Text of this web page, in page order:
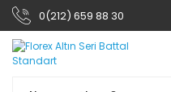
0(212) 659 88 30